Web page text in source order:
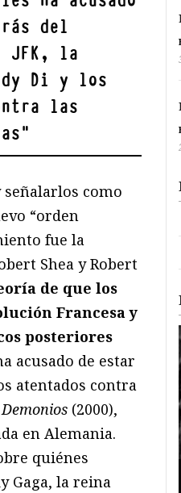
del
JFK, la
Di y los
las
"
como
“orden
fue la
Shea y Robert
de que los
Francesa y
posteriores
acusado de estar
atentados contra
(2000),
en Alemania.
quiénes
Gaga, la reina